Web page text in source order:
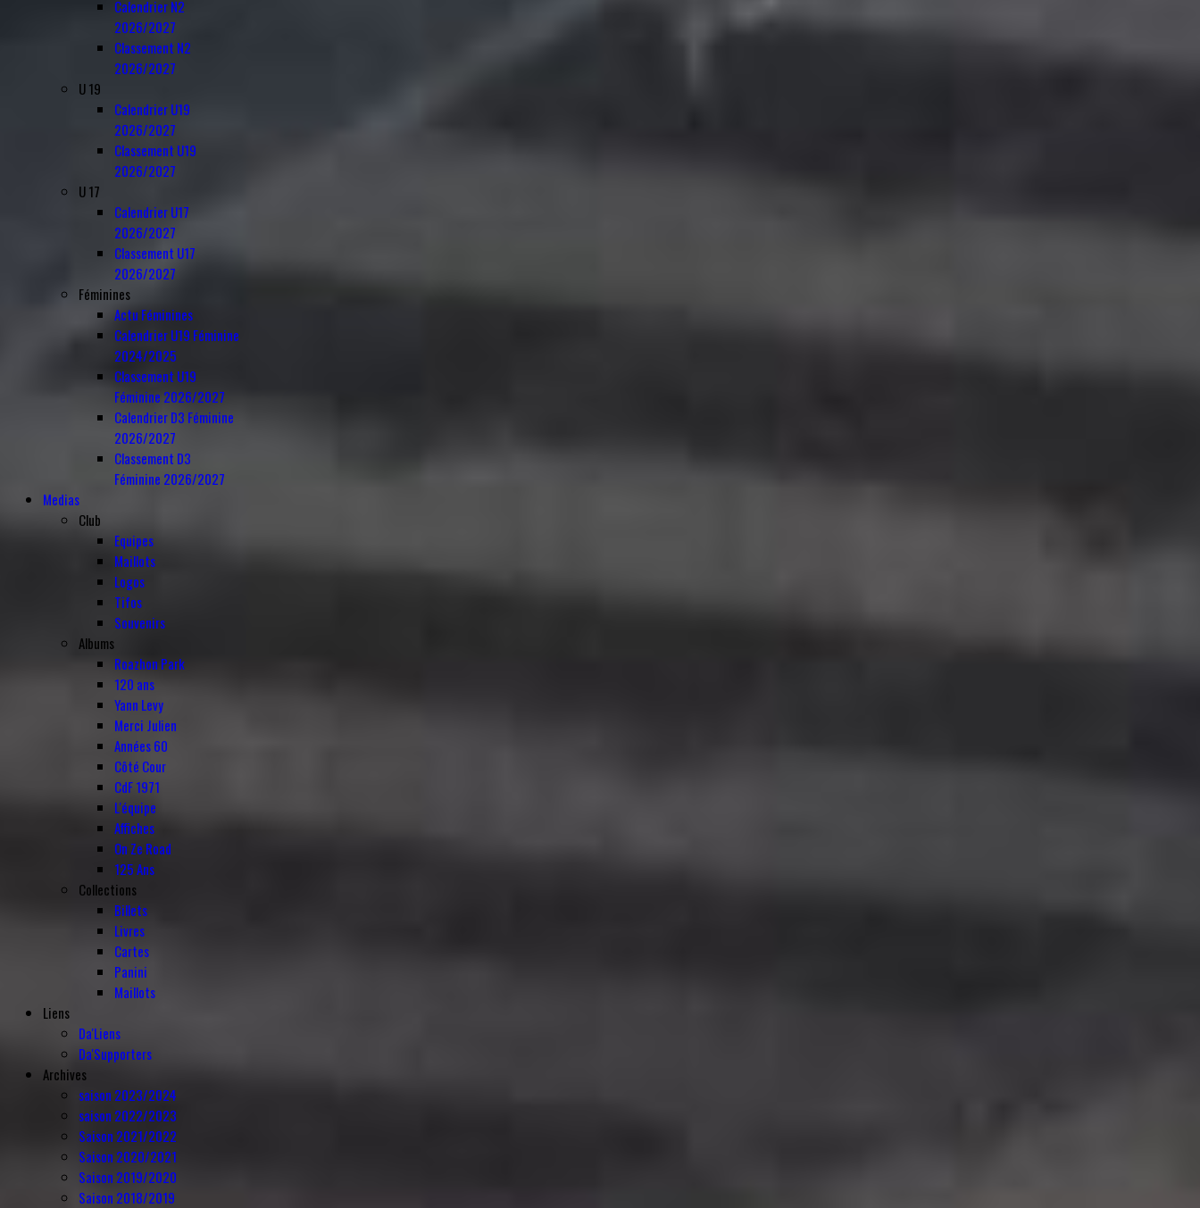
Calendrier N2
2026/2027
Classement N2
2026/2027
U 19
Calendrier U19
2026/2027
Classement U19
2026/2027
U 17
Calendrier U17
2026/2027
Classement U17
2026/2027
Féminines
Actu Féminines
Calendrier U19 Féminine
2024/2025
Classement U19
Féminine 2026/2027
Calendrier D3 Féminine
2026/2027
Classement D3
Féminine 2026/2027
Medias
Club
Equipes
Maillots
Logos
Tifos
Souvenirs
Albums
Roazhon Park
120 ans
Yann Levy
Merci Julien
Années 60
Côté Cour
CdF 1971
L'équipe
Affiches
On Ze Road
125 Ans
Collections
Billets
Livres
Cartes
Panini
Maillots
Liens
Da'Liens
Da'Supporters
Archives
saison 2023/2024
saison 2022/2023
Saison 2021/2022
Saison 2020/2021
Saison 2019/2020
Saison 2018/2019